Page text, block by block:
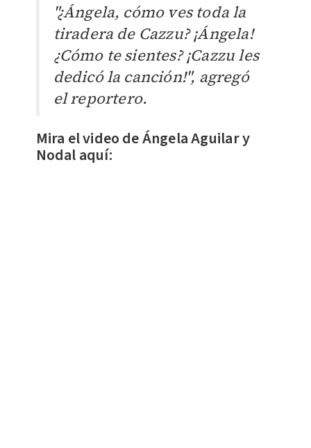
"¿Ángela, cómo ves toda la
tiradera de Cazzu? ¡Ángela!
¿Cómo te sientes? ¡Cazzu les
dedicó la canción!", agregó
el reportero.
Mira el video de Ángela Aguilar y
Nodal aquí: